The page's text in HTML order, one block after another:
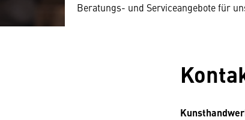
Beratungs- und Serviceangebote für